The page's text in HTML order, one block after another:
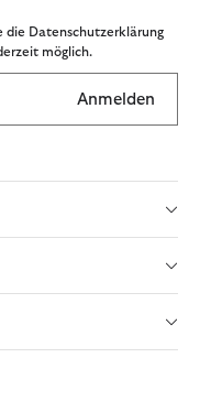
die Datenschutzerklärung
möglich.
Anmelden